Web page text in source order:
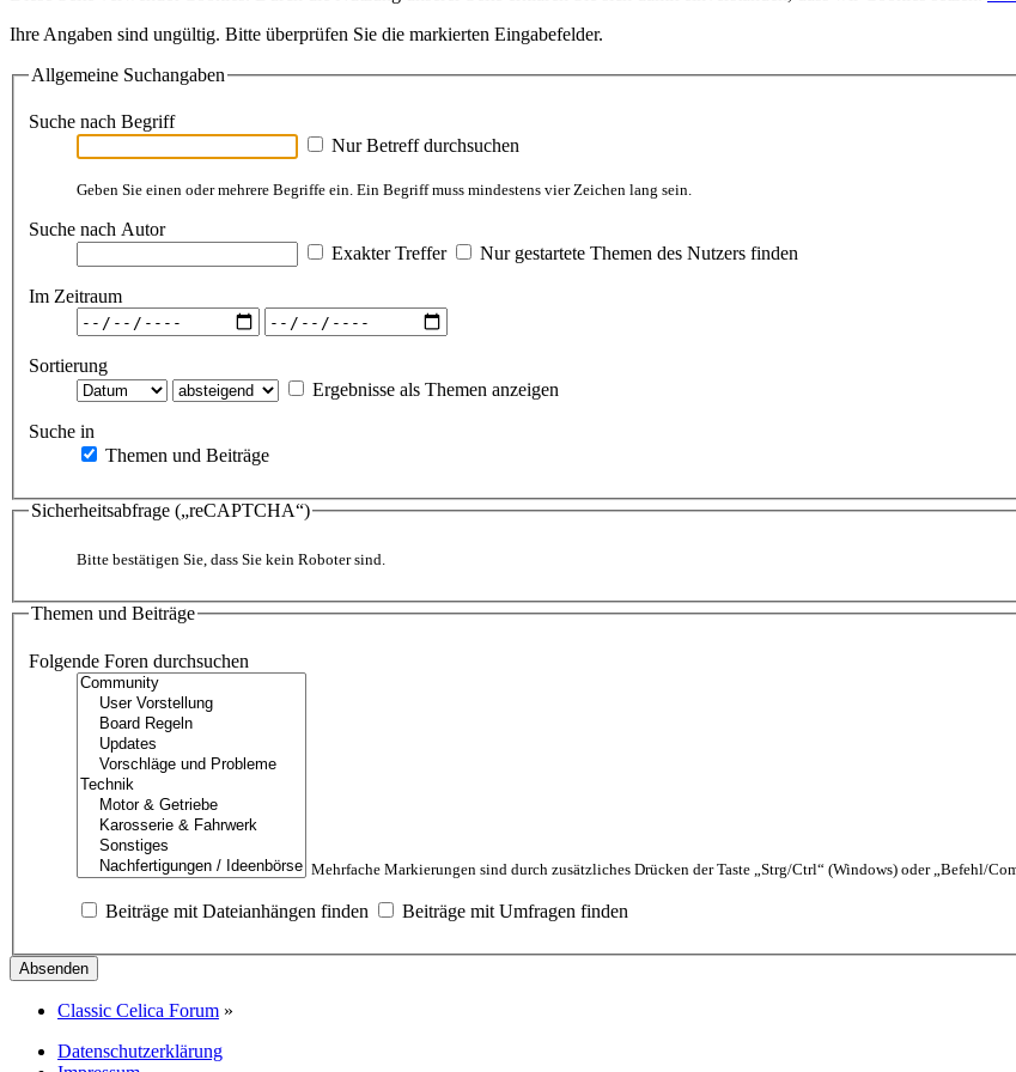
Ihre Angaben sind ungültig. Bitte überprüfen Sie die markierten Eingabefelder.
Allgemeine Suchangaben
Suche nach Begriff
Nur Betreff durchsuchen
Geben Sie einen oder mehrere Begriffe ein. Ein Begriff muss mindestens vier Zeichen lang sein.
Suche nach Autor
Exakter Treffer
Nur gestartete Themen des Nutzers finden
Im Zeitraum
Sortierung
Ergebnisse als Themen anzeigen
Suche in
Themen und Beiträge
Sicherheitsabfrage („reCAPTCHA“)
Bitte bestätigen Sie, dass Sie kein Roboter sind.
Themen und Beiträge
Folgende Foren durchsuchen
Mehrfache Markierungen sind durch zusätzliches Drücken der Taste „Strg/Ctrl“ (Windows) oder „Befehl/
Beiträge mit Dateianhängen finden Beiträge mit Umfragen finden
Classic Celica Forum »
Datenschutzerklärung